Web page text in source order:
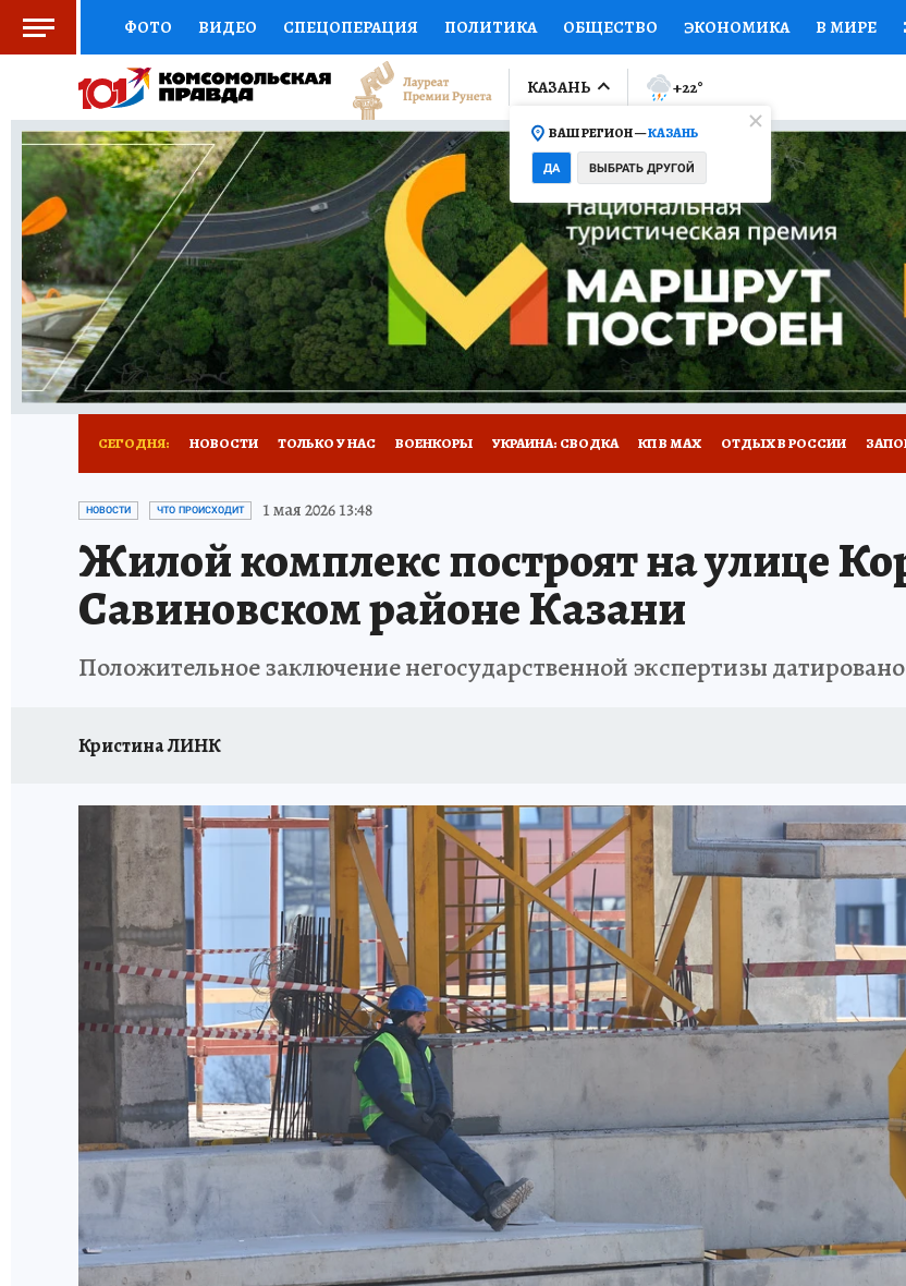
ФОТО ВИДЕО СПЕЦОПЕРАЦИЯ ПОЛИТИКА ОБЩЕСТВО ЭКОНОМИКА В МИРЕ
СОЦПОДДЕРЖКА НАУКА СПОРТ КОЛУМНИСТЫ ПРОИСШЕСТВИЯ
ВЫБОР ЭКСПЕРТОВ ДОКТОР ФИНАНСЫ ОТКРЫВАЕМ МИР Я ЗНАЮ СЕМЬЯ
КНИЖНАЯ ПОЛКА ПРОГНОЗЫ НА СПОРТ ПРОМОКОДЫ СЕРИАЛЫ СПЕЦПРОЕКТЫ
ПРЕСС-ЦЕНТР НЕДВИЖИМОСТЬ ТЕЛЕВИЗОР КОЛЛЕКЦИИ КОНКУРСЫ РАБОТА У
РАДИО КП РЕКЛАМА ТЕСТЫ НОВОЕ НА САЙТЕ
КАЗАНЬ
ВАШ РЕГИОН —КАЗАНЬ
ДА ВЫБРАТЬ ДРУГОЙ
+22°
СЕГОДНЯ: НОВОСТИ ТОЛЬКО У НАС ВОЕНКОРЫ УКРАИНА: СВОДКА КП В МАХ ОТДЫХ В РОССИИ
ТЕРРИТОРИЯ ДОБРА ИСПЫТАНО НА СЕБЕ
НОВОСТИ ЧТО ПРОИСХОДИТ 1 мая 2026 13:48
Жилой комплекс построят на улице
Савиновском районе Казани
Положительное заключение негосударственной экспертизы датировано
Кристина ЛИНК